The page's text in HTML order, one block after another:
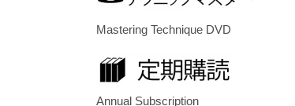
Mastering Technique DVD
Annual Subscription